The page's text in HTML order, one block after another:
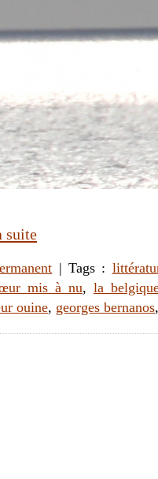
suite
| Tags :
mis à nu, la
ouine, georges bernanos